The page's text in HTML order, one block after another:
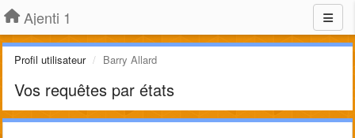
Ajenti 1
Profil utilisateur Barry Allard
Vos requêtes par états